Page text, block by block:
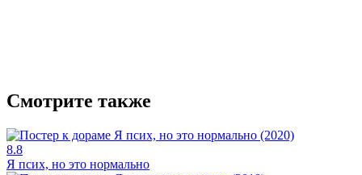
Смотрите также
8.8
Я псих, но это нормально